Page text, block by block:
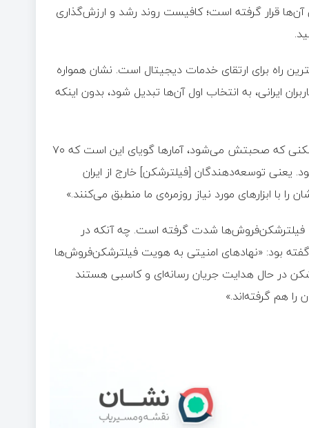
قرار گرفته است؛ کافیست روند رشد و ارزش‌گذاری
راه برای ارتقای خدمات دیجیتال است. نشان همواره
ایرانی، به انتخاب اول آن‌ها تبدیل شود، بدون اینکه
جلیلی در سخنان واکنش‌برانگیز اخیرش همچنین گفته بود: «فیلترشکنی که صحبتش می‌شود، آمارها گویای این است که ۷۰
توسعه‌دهندگان [فیلترشکن] خارج از ایران
با ابزارهای مورد نیاز روزمره‌ی ما منطبق می‌کنند.»
شدت گرفته است. چه آنکه در
بود: «نهادهای امنیتی به هویت فیلترشکن‌فروش‌ها
در حال هدایت جریان رسانه‌ای و کاسبی هستند
هم گرفته‌اند.»